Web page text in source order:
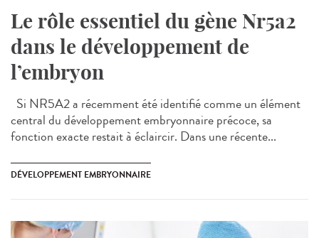
Le rôle essentiel du gène Nr5a2
dans le développement de
l’embryon
Si NR5A2 a récemment été identifié comme un élément
central du développement embryonnaire précoce, sa
fonction exacte restait à éclaircir. Dans une récente...
DÉVELOPPEMENT EMBRYONNAIRE